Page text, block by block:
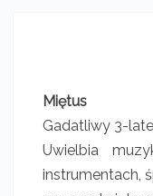
Miętus
Gadatliwy 3-
Uwielbia
instrumentach,